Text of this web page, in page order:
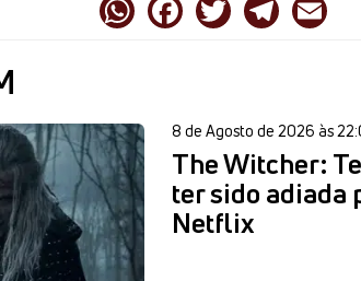
8 de Agosto de 2026 às
The Witcher:
ter sido adiada
Netflix